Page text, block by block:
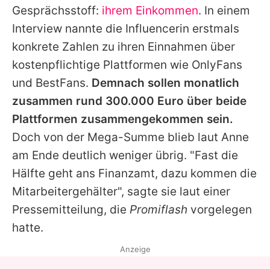
Gesprächsstoff: ihrem Einkommen. In einem
Interview nannte die Influencerin erstmals
konkrete Zahlen zu ihren Einnahmen über
kostenpflichtige Plattformen wie OnlyFans
und BestFans. Demnach sollen monatlich
zusammen rund 300.000 Euro über beide
Plattformen zusammengekommen sein.
Doch von der Mega-Summe blieb laut Anne
am Ende deutlich weniger übrig. "Fast die
Hälfte geht ans Finanzamt, dazu kommen die
Mitarbeitergehälter", sagte sie laut einer
Pressemitteilung, die Promiflash vorgelegen
hatte.
Anzeige